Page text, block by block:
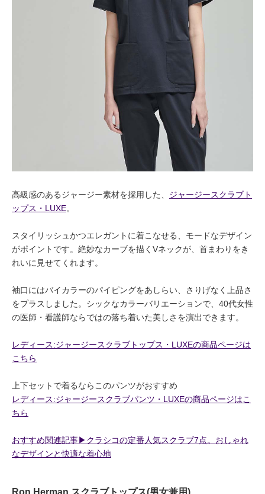
高級感のあるジャージー素材を採用した、 ジャージースクラブト
ップス・LUXE。
スタイリッシュかつエレガントに着こなせる、モードなデザイン
がポイントです。絶妙なカーブを描くVネックが、首まわりをき
れいに見せてくれます。
袖口にはバイカラーのパイピングをあしらい、さりげなく上品さ
をプラスしました。シックなカラーバリエーションで、40代女性
の医師・看護師ならではの落ち着いた美しさを演出できます。
レディース:ジャージースクラブトップス・LUXEの商品ページは
こちら
上下セットで着るならこのパンツがおすすめ
レディース:ジャージースクラブパンツ・LUXEの商品ページはこ
ちら
おすすめ関連記事▶︎クラシコの定番人気スクラブ7点。おしゃれ
なデザインと快適な着心地
Ron Herman スクラブトップス(男女兼用)